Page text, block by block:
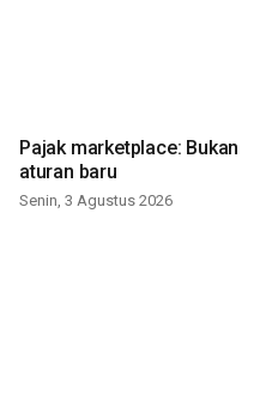
Pajak marketplace: Bukan
aturan baru
Senin, 3 Agustus 2026